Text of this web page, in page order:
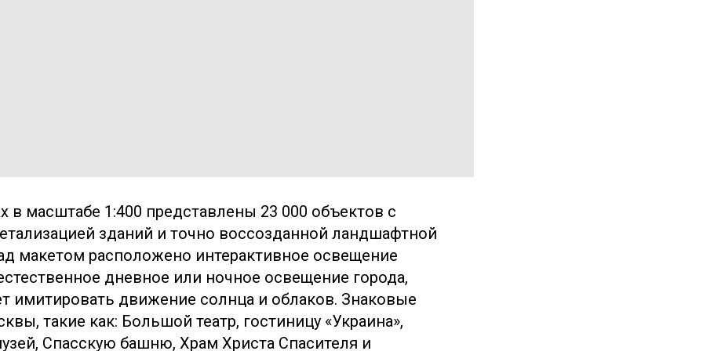
в масштабе 1:400 представлены 23 000 объектов с
зданий и точно воссозданной ландшафтной
макетом расположено интерактивное освещение
дневное или ночное освещение города,
имитировать движение солнца и облаков. Знаковые
такие как: Большой театр, гостиницу «Украина»,
Спасскую башню, Храм Христа Спасителя и